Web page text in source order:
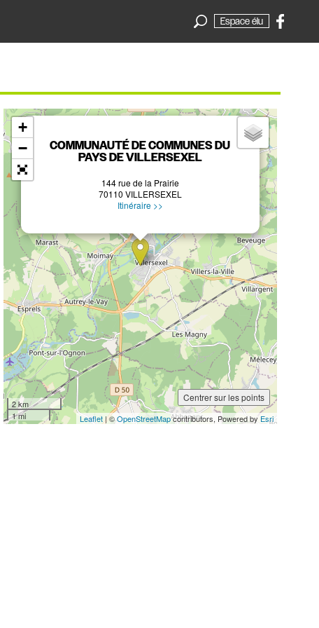
Espace élu
COMMUNAUTÉ DE COMMUNES DU
PAYS DE VILLERSEXEL
144 rue de la Prairie
70110 VILLERSEXEL
Itinéraire >>
×
+
−
2 km
1 mi
Centrer sur les points
Leaflet| ©OpenStreetMapcontributors, Powered by Esri